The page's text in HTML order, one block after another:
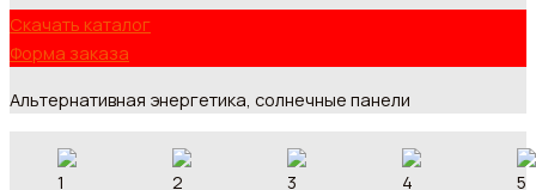
Скачать каталог
Форма заказа
Альтернативная энергетика, солнечные панели